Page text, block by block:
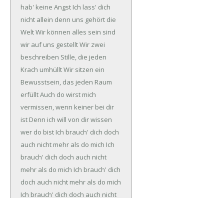
hab' keine Angst Ich lass' dich
nicht allein denn uns gehört die
WeltWir können alles sein sind
wir auf uns gestelltWir zwei
beschreiben Stille, die jeden
Krach umhülltWir sitzen ein
Bewusstsein, das jeden Raum
erfülltAuch do wirst mich
vermissen, wenn keiner bei dir
ist Denn ich will von dir wissen
wer do bist Ich brauch' dich doch
auch nicht mehr als do mich Ich
brauch' dich doch auch nicht
mehr als do mich Ich brauch' dich
doch auch nicht mehr als do mich
Ich brauch' dich doch auch nicht